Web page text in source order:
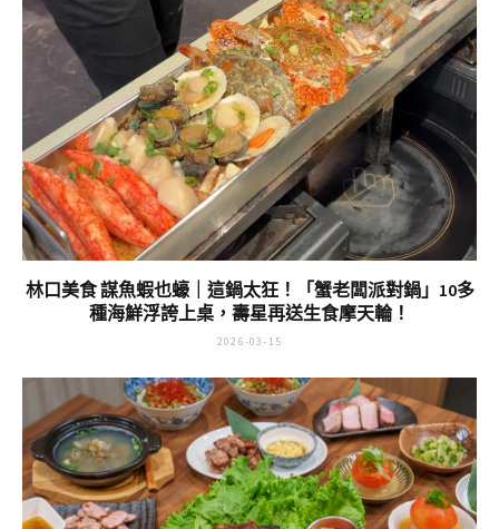
林口美食 謀魚蝦也蠔｜這鍋太狂！「蟹老闆派對鍋」10多
種海鮮浮誇上桌，壽星再送生食摩天輪！
2026-03-15